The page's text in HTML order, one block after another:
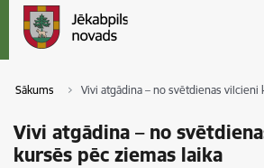
Sākums Vivi atgādina – no svētdienas vilcieni
Vivi atgādina – no
kursēs pēc ziemas laika